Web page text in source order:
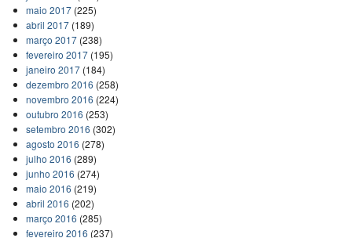
maio 2017(225)
abril 2017(189)
março 2017(238)
fevereiro 2017(195)
janeiro 2017(184)
dezembro 2016 (258)
novembro 2016 (224)
outubro 2016 (253)
setembro 2016 (302)
agosto 2016 (278)
julho 2016 (289)
junho 2016 (274)
maio 2016 (219)
abril 2016 (202)
março 2016 (285)
fevereiro 2016 (237)